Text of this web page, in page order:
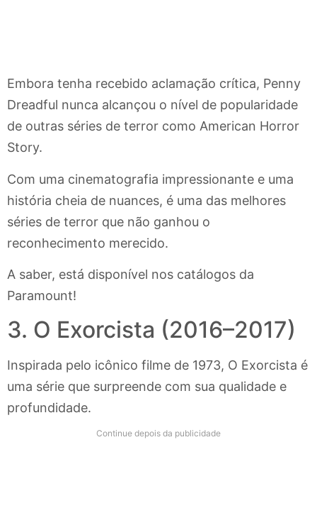
Embora tenha recebido aclamação crítica, Penny
Dreadful nunca alcançou o nível de popularidade
de outras séries de terror como American Horror
Story.
Com uma cinematografia impressionante e uma
história cheia de nuances, é uma das melhores
séries de terror que não ganhou o
reconhecimento merecido.
A saber, está disponível nos catálogos da
Paramount!
3. O Exorcista (2016–2017)
Inspirada pelo icônico filme de 1973, O Exorcista é
uma série que surpreende com sua qualidade e
profundidade.
Continue depois da publicidade